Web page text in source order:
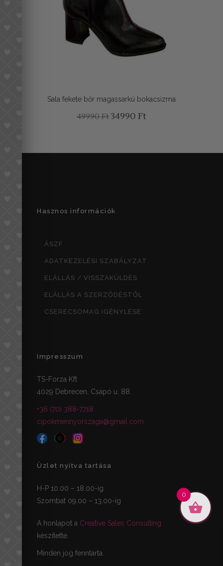
Sala fekete bőr magassarkú bokacsizma
49990Ft Original
49990 Ft.
34990 FtCurrent
34990 Ft.
Hasznos információk
ÁSZF
ADATKEZELÉSI SZABÁLYZAT
ELÁLLÁS / VISSZAKÜLDÉS
ELÁLLÁS A SZERZŐDÉSTŐL
CSERECSOMAG IGÉNYLÉSE
Impresszum
TS-Forza Kft
4029 Debrecen, Csapó u. 88.
+36 (70) 388-7718
cipokmennyorszaga@gmail.com
Üzlet nyitva tartása
H-P 10.00 – 18.00-ig
Szombat 09.00 – 13.00-ig
A honlapot a Creative Sales Consulting
készítette.
Minden jog fenntarta.
0